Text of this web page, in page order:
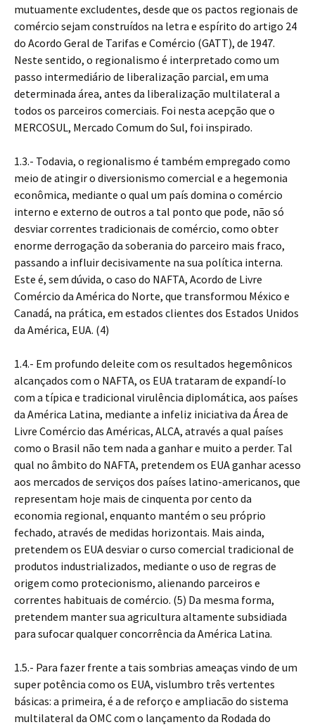
mutuamente excludentes, desde que os pactos regionais de
comércio sejam construídos na letra e espírito do artigo 24
do Acordo Geral de Tarifas e Comércio (GATT), de 1947.
Neste sentido, o regionalismo é interpretado como um
passo intermediário de liberalização parcial, em uma
determinada área, antes da liberalização multilateral a
todos os parceiros comerciais. Foi nesta acepção que o
MERCOSUL, Mercado Comum do Sul, foi inspirado.
1.3.- Todavia, o regionalismo é também empregado como
meio de atingir o diversionismo comercial e a hegemonia
econômica, mediante o qual um país domina o comércio
interno e externo de outros a tal ponto que pode, não só
desviar correntes tradicionais de comércio, como obter
enorme derrogação da soberania do parceiro mais fraco,
passando a influir decisivamente na sua política interna.
Este é, sem dúvida, o caso do NAFTA, Acordo de Livre
Comércio da América do Norte, que transformou México e
Canadá, na prática, em estados clientes dos Estados Unidos
da América, EUA. (4)
1.4.- Em profundo deleite com os resultados hegemônicos
alcançados com o NAFTA, os EUA trataram de expandí-lo
com a típica e tradicional virulência diplomática, aos países
da América Latina, mediante a infeliz iniciativa da Área de
Livre Comércio das Américas, ALCA, através a qual países
como o Brasil não tem nada a ganhar e muito a perder. Tal
qual no âmbito do NAFTA, pretendem os EUA ganhar acesso
aos mercados de serviços dos países latino-americanos, que
representam hoje mais de cinquenta por cento da
economia regional, enquanto mantém o seu próprio
fechado, através de medidas horizontais. Mais ainda,
pretendem os EUA desviar o curso comercial tradicional de
produtos industrializados, mediante o uso de regras de
origem como protecionismo, alienando parceiros e
correntes habituais de comércio. (5) Da mesma forma,
pretendem manter sua agricultura altamente subsidiada
para sufocar qualquer concorrência da América Latina.
1.5.- Para fazer frente a tais sombrias ameaças vindo de um
super potência como os EUA, vislumbro três vertentes
básicas: a primeira, é a de reforço e ampliacão do sistema
multilateral da OMC com o lançamento da Rodada do